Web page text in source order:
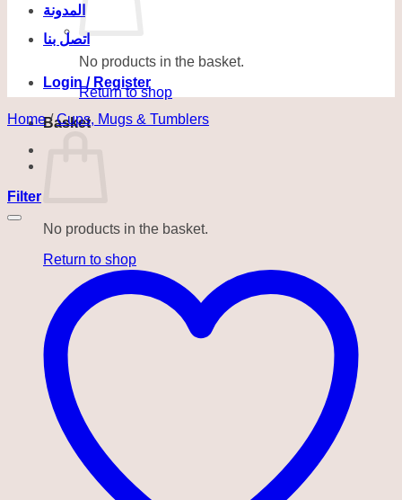
No products in the basket.
Return to shop
Basket
No products in the basket.
Return to shop
المدونة
اتصل بنا
Login / Register
Home / Cups, Mugs & Tumblers
Filter